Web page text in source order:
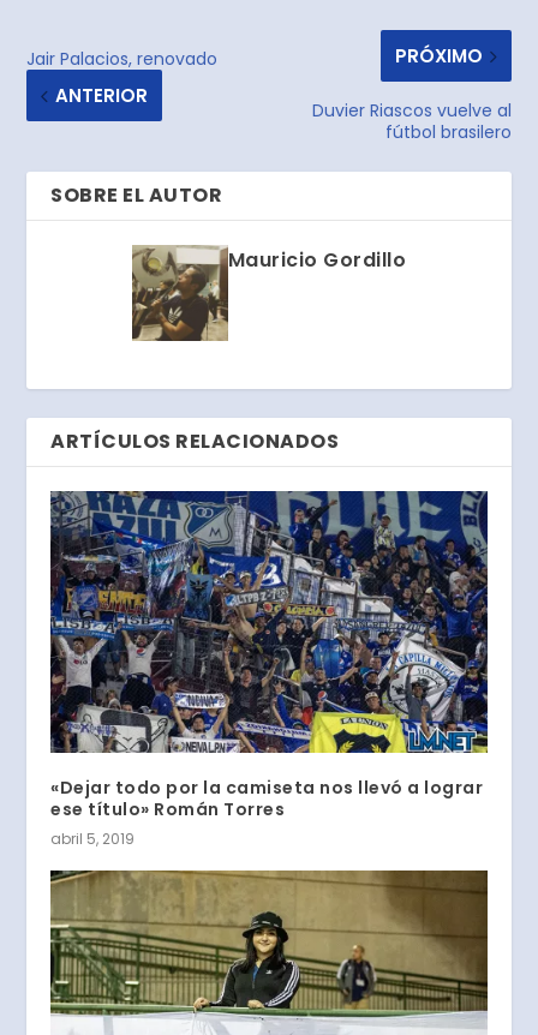
Jair Palacios, renovado
ANTERIOR
PRÓXIMO
Duvier Riascos vuelve al
fútbol brasilero
SOBRE EL AUTOR
Mauricio Gordillo
ARTÍCULOS RELACIONADOS
«Dejar todo por la camiseta nos llevó a lograr
ese título» Román Torres
abril 5, 2019